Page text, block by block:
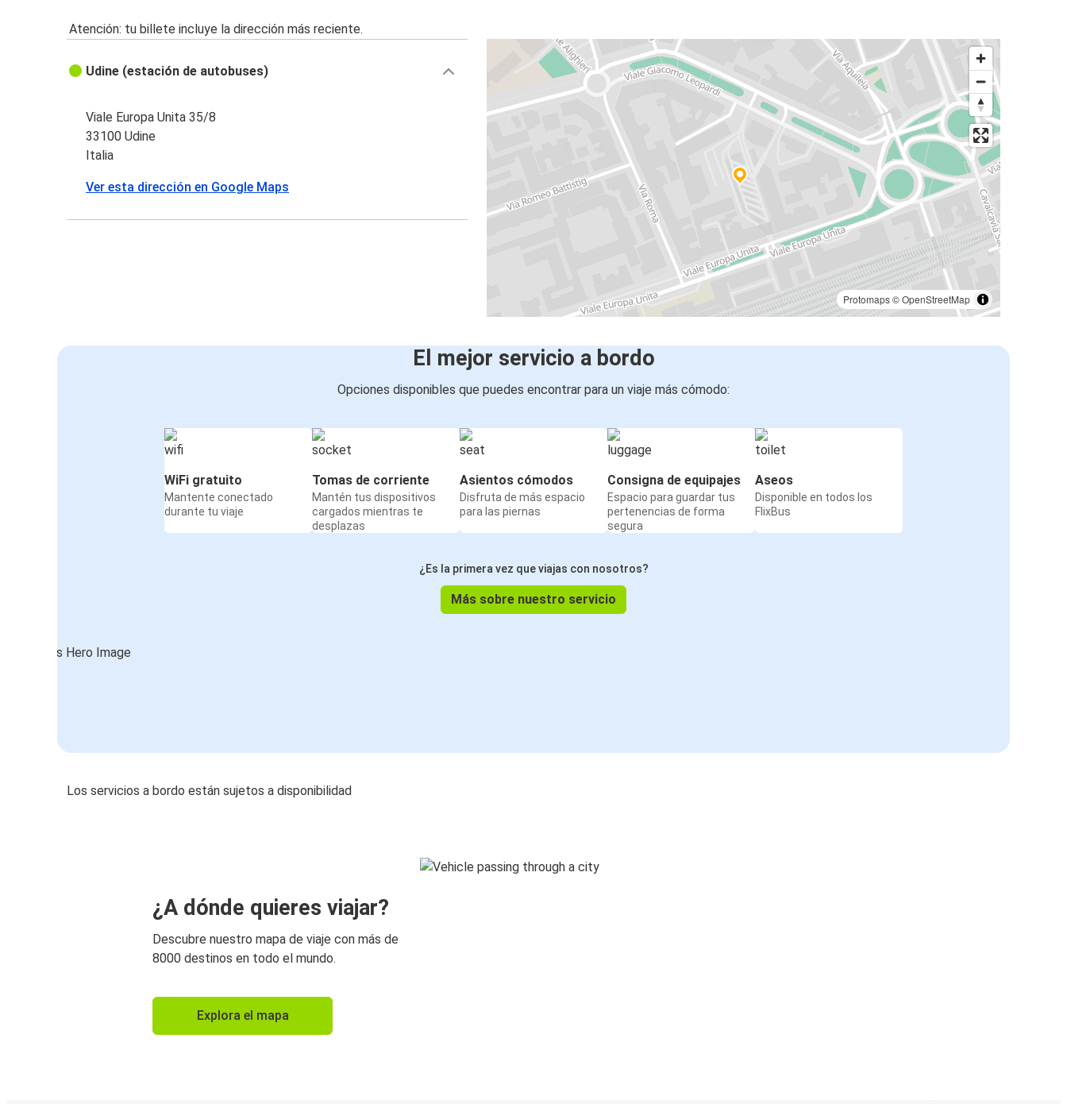
Atención: tu billete incluye la dirección más reciente.
Protomaps©OpenStreetMap
Udine (estación de autobuses)
Viale Europa Unita 35/8
33100 Udine
Italia
Ver esta dirección en Google Maps
El mejor servicio a bordo
Opciones disponibles que puedes encontrar para un viaje más cómodo:
WiFi gratuito
Mantente conectado
durante tu viaje
Tomas de corriente
Mantén tus dispositivos
cargados mientras te
desplazas
Asientos cómodos
Disfruta de más espacio
para las piernas
Consigna de equipajes
Espacio para guardar tus
pertenencias de forma
segura
Aseos
Disponible en todos los
FlixBus
¿Es la primera vez que viajas con nosotros?
Más sobre nuestro servicio
Los servicios a bordo están sujetos a disponibilidad
¿A dónde quieres viajar?
Descubre nuestro mapa de viaje con más de
8000 destinos en todo el mundo.
Explora el mapa